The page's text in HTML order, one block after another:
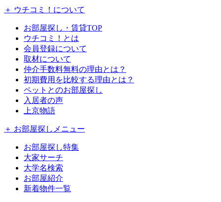
＋ ウチコミ！について
お部屋探し・賃貸TOP
ウチコミ！とは
会員登録について
取材について
仲介手数料無料の理由とは？
初期費用を比較する理由とは？
ペットとのお部屋探し
入居者の声
上京物語
＋ お部屋探しメニュー
お部屋探し特集
大家サーチ
大学名検索
お部屋紹介
新着物件一覧